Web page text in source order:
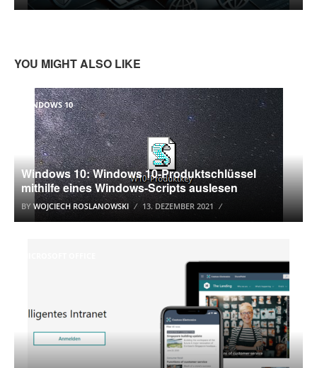
YOU MIGHT ALSO LIKE
WINDOWS 10
Windows 10: Windows 10-Produktschlüssel
mithilfe eines Windows-Scripts auslesen
BY WOJCIECH ROSLANOWSKI 13. DEZEMBER 2021